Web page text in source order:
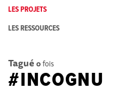
LES PROJETS
LES RESSOURCES
Tagué 0fois
#INCOGNU